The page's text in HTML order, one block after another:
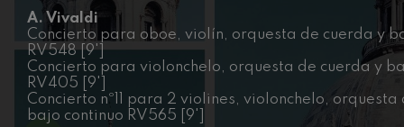
A. Vivaldi
Concierto para oboe, violín, orquesta de cuerda y
RV548 [9']
Concierto para violonchelo, orquesta de cuerda y
RV405 [9']
Concierto nº11 para 2 violines, violonchelo, orquesta
bajo continuo RV565 [9']
O. Respighi:
O. Respighi
R.
R. Schumann